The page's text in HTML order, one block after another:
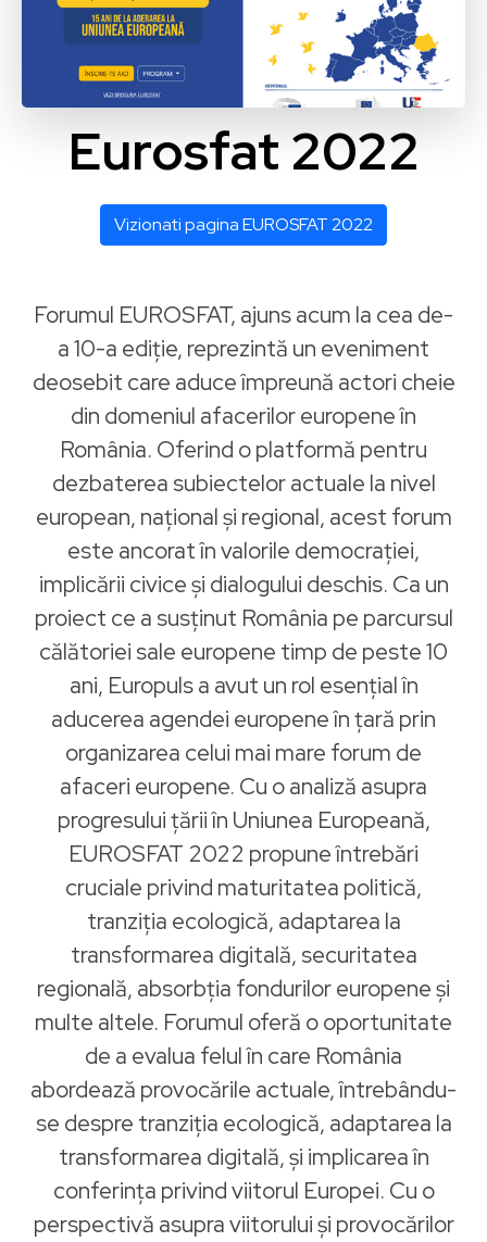
Eurosfat 2022
Vizionati pagina EUROSFAT 2022
Forumul EUROSFAT, ajuns acum la cea de-
a 10-a ediție, reprezintă un eveniment
deosebit care aduce împreună actori cheie
din domeniul afacerilor europene în
România. Oferind o platformă pentru
dezbaterea subiectelor actuale la nivel
european, național și regional, acest forum
este ancorat în valorile democrației,
implicării civice și dialogului deschis. Ca un
proiect ce a susținut România pe parcursul
călătoriei sale europene timp de peste 10
ani, Europuls a avut un rol esențial în
aducerea agendei europene în țară prin
organizarea celui mai mare forum de
afaceri europene. Cu o analiză asupra
progresului țării în Uniunea Europeană,
EUROSFAT 2022 propune întrebări
cruciale privind maturitatea politică,
tranziția ecologică, adaptarea la
transformarea digitală, securitatea
regională, absorbția fondurilor europene și
multe altele. Forumul oferă o oportunitate
de a evalua felul în care România
abordează provocările actuale, întrebându-
se despre tranziția ecologică, adaptarea la
transformarea digitală, și implicarea în
conferința privind viitorul Europei. Cu o
perspectivă asupra viitorului și provocărilor